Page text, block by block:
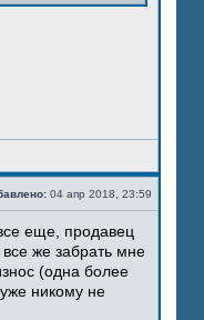
04 апр 2018, 23:59
еще, продавец
же забрать мне
(одна более
никому не